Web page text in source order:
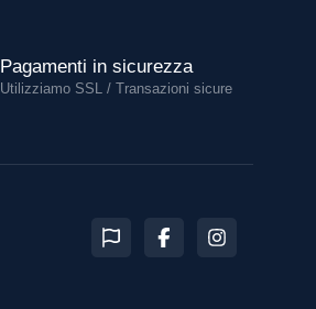
Pagamenti in sicurezza
Utilizziamo SSL / Transazioni sicure